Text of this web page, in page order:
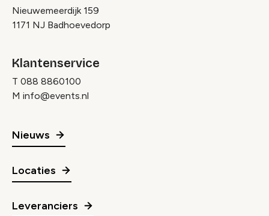
Nieuwemeerdijk 159
1171 NJ Badhoevedorp
Klantenservice
T 088 8860100
M info@events.nl
Nieuws
Locaties
Leveranciers